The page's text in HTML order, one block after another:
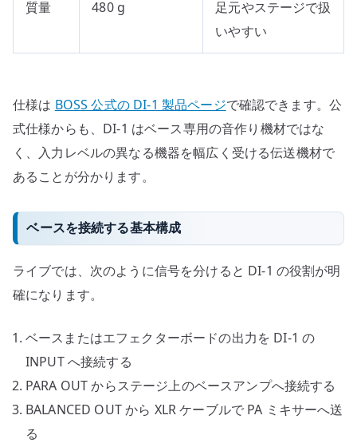
質量 480 g
足元やステージで扱
いやすい
仕様は BOSS 公式の DI-1 製品ページで確認できます。公
式仕様からも、DI-1 はベース専用の音作り機材ではな
く、入力レベルの異なる機器を幅広く受ける伝送機材で
あることが分かります。
ベースを接続する基本構成
ライブでは、次のように信号を分けると DI-1 の役割が明
確になります。
ベースまたはエフェクターボードの出力を DI-1 の
INPUT へ接続する
PARA OUT からステージ上のベースアンプへ接続する
BALANCED OUT から XLR ケーブルで PA ミキサーへ送
る